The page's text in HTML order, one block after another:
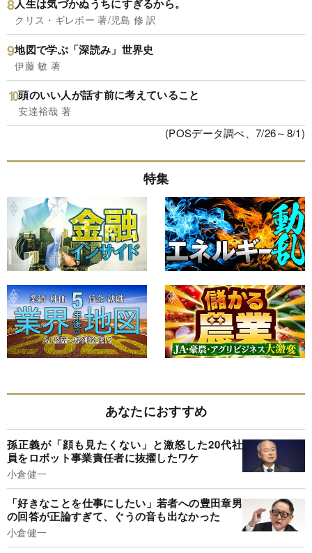
人生は気づかぬうちにすぎるから。
クリス・ギレボー 著/児島 修 訳
地図で学ぶ「深読み」世界史
伊藤 敏 著
頭のいい人が話す前に考えていること
安達裕哉 著
(POSデータ調べ、7/26～8/1)
特集
あなたにおすすめ
孫正義が「顔も見たくない」と激怒した20代社
員をロボット事業責任者に抜擢したワケ
小倉健一
「好きなことを仕事にしたい」若者への豊田章男
の回答が正論すぎて、ぐうの音も出なかった
小倉健一